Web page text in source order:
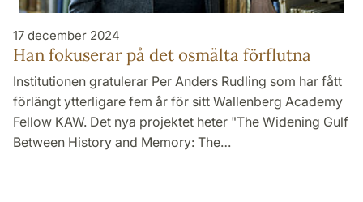
17 december 2024
Han fokuserar på det osmälta förflutna
Institutionen gratulerar Per Anders Rudling som har fått
förlängt ytterligare fem år för sitt Wallenberg Academy
Fellow KAW. Det nya projektet heter "The Widening Gulf
Between History and Memory: The…